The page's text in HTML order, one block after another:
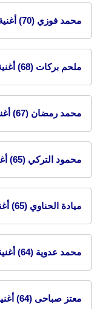
محمد فوزي (70) أغنية
ملحم بركات (68) أغنية
محمد رمضان (67) أغنية
محمود التركي (65) أغنية
ميادة الحناوي (65) أغنية
محمد عدوية (64) أغنية
معتز صباحى (64) أغنية